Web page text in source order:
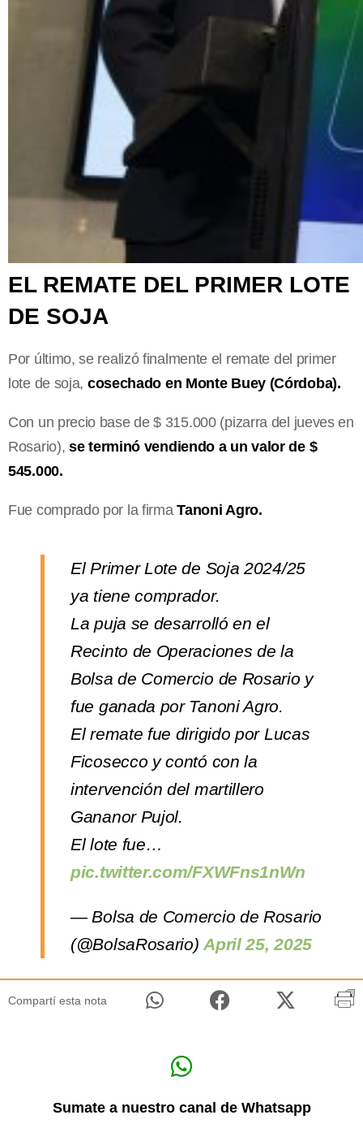
EL REMATE DEL PRIMER LOTE
DE SOJA
Por último, se realizó finalmente el remate del primer
lote de soja, cosechado en Monte Buey (Córdoba).
Con un precio base de $ 315.000 (pizarra del jueves en
Rosario), se terminó vendiendo a un valor de $
545.000.
Fue comprado por la firmaTanoni Agro.
El Primer Lote de Soja 2024/25
ya tiene comprador.
La puja se desarrolló en el
Recinto de Operaciones de la
Bolsa de Comercio de Rosario y
fue ganada por Tanoni Agro.
El remate fue dirigido por Lucas
Ficosecco y contó con la
intervención del martillero
Gananor Pujol.
El lote fue…
pic.twitter.com/FXWFns1nWn
— Bolsa de Comercio de Rosario
(@BolsaRosario)April 25, 2025
Compartí esta nota
Sumate a nuestro canal de Whatsapp